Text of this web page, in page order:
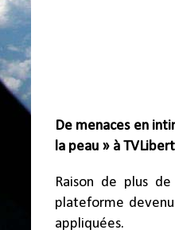
De menaces en
la peau » à
Raison de plus
plateforme
appliquées.